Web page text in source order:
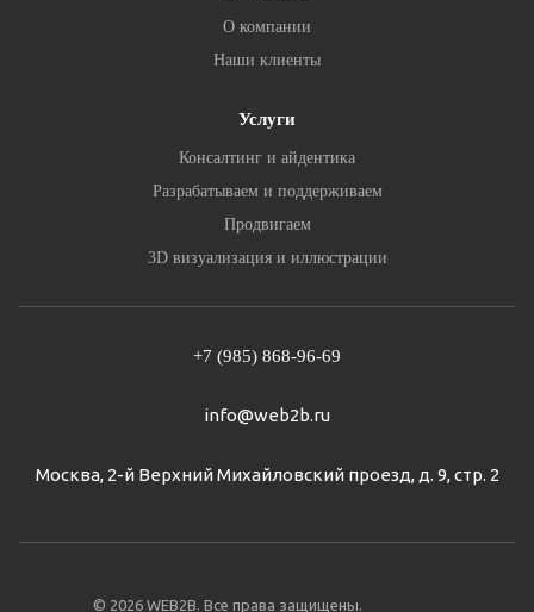
О компании
Наши клиенты
Услуги
Консалтинг и айдентика
Разрабатываем и поддерживаем
Продвигаем
3D визуализация и иллюстрации
+7 (985) 868-96-69
info@web2b.ru
Москва, 2-й Верхний Михайловский проезд, д. 9, стр. 2
© 2026 WEB2B. Все права защищены.